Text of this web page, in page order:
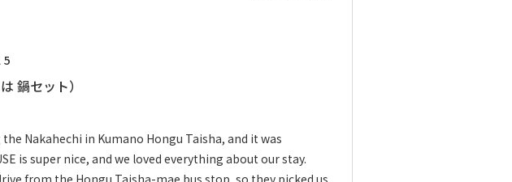
5
鍋セット）
Nakahechi in Kumano Hongu Taisha, and it was
is super nice, and we loved everything about our stay.
from the Hongu Taisha-mae bus stop, so they picked us